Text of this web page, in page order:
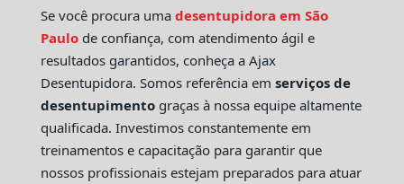
Se você procura uma desentupidora em São
Paulo de confiança, com atendimento ágil e
resultados garantidos, conheça a Ajax
Desentupidora. Somos referência em serviços de
desentupimentograças à nossa equipe altamente
qualificada. Investimos constantemente em
treinamentos e capacitação para garantir que
nossos profissionais estejam preparados para atuar